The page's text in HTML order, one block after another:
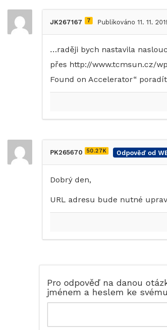
JK267167 7 Publikováno 11. 11.
…raději bych nastavila
přes http://www.tcmsun.cz/
Found on Accelerator“
PK265670 50.27K Odpověď od
Dobrý den,
URL adresu bude nutné
Pro odpověď na danou
jménem a heslem ke